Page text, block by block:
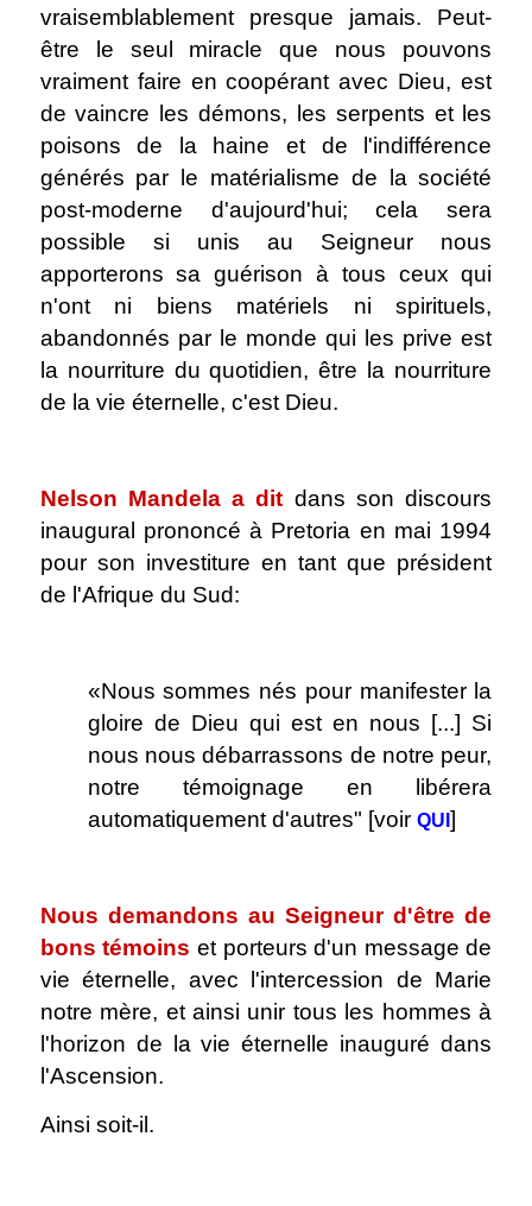
vraisemblablement presque jamais. Peut-
être le seul miracle que nous pouvons
vraiment faire en coopérant avec Dieu, est
de vaincre les démons, les serpents et les
poisons de la haine et de l'indifférence
générés par le matérialisme de la société
post-moderne d'aujourd'hui; cela sera
possible si unis au Seigneur nous
apporterons sa guérison à tous ceux qui
n'ont ni biens matériels ni spirituels,
abandonnés par le monde qui les prive est
la nourriture du quotidien, être la nourriture
de la vie éternelle, c'est Dieu.
Nelson Mandela a dit dans son discours
inaugural prononcé à Pretoria en mai 1994
pour son investiture en tant que président
de l'Afrique du Sud:
«Nous sommes nés pour manifester la
gloire de Dieu qui est en nous [...] Si
nous nous débarrassons de notre peur,
notre témoignage en libérera
automatiquement d'autres" [voir QUI ]
Nous demandons au Seigneur d'être de
bons témoins et porteurs d'un message de
vie éternelle, avec l'intercession de Marie
notre mère, et ainsi unir tous les hommes à
l'horizon de la vie éternelle inauguré dans
l'Ascension.
Ainsi soit-il.